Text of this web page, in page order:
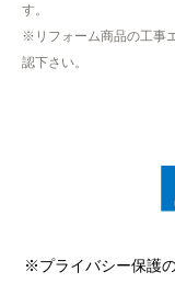
す。
※リフォーム商品の工事
認下さい。
※プライバシー保護